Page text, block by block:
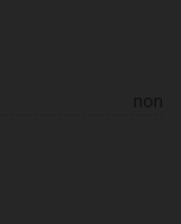
non